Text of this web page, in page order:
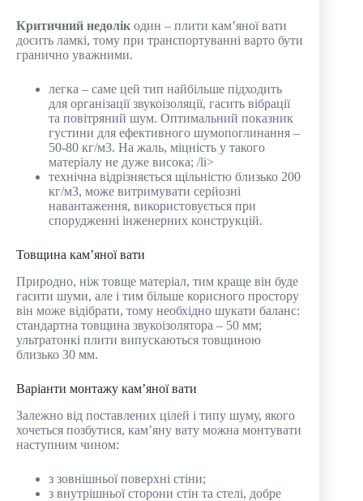
Критичний недолік один – плити кам’яної вати
досить ламкі, тому при транспортуванні варто бути
гранично уважними.
легка – саме цей тип найбільше підходить
для організації звукоізоляції, гасить вібрації
та повітряний шум. Оптимальний показник
густини для ефективного шумопоглинання –
50-80 кг/м3. На жаль, міцність у такого
матеріалу не дуже висока; /li>
технічна відрізняється щільністю близько 200
кг/м3, може витримувати серйозні
навантаження, використовується при
спорудженні інженерних конструкцій.
Товщина кам’яної вати
Природно, ніж товще матеріал, тим краще він буде
гасити шуми, але і тим більше корисного простору
він може відібрати, тому необхідно шукати баланс:
стандартна товщина звукоізолятора – 50 мм;
ультратонкі плити випускаються товщиною
близько 30 мм.
Варіанти монтажу кам’яної вати
Залежно від поставлених цілей і типу шуму, якого
хочеться позбутися, кам’яну вату можна монтувати
наступним чином:
з зовнішньої поверхні стіни;
з внутрішньої сторони стін та стелі, добре